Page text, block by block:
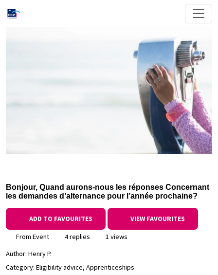
Bonjour, Quand aurons-nous les réponses Concernant
les demandes d’alternance pour l’année prochaine?
ADD TO FAVOURITES VIEW FAVOURITES
From Event 4 replies
1 views
Author: Henry P.
Category: Eligibility advice, Apprenticeships